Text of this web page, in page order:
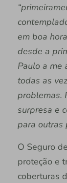
em boa
desde a
Paulo a me
todas as
problemas.
surpresa e
para outras
O Seguro
proteção e
coberturas